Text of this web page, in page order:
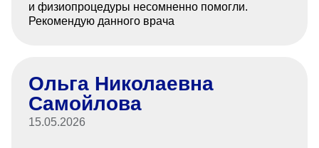
и физиопроцедуры несомненно помогли.
Рекомендую данного врача
Ольга Николаевна
Самойлова
15.05.2026